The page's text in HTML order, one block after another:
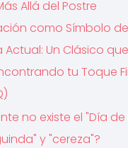
Allá del Postre
como Símbolo
Un Clásico
tu Toque
no existe el "Día
y "cereza"?